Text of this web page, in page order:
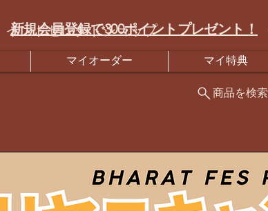
インドセレクトショップ
新規会員登録で300ポイントプレゼント！
商品を検索
マイオーダー マイ特典